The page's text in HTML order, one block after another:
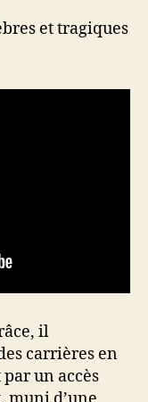
et tragiques
il
carrières en
un accès